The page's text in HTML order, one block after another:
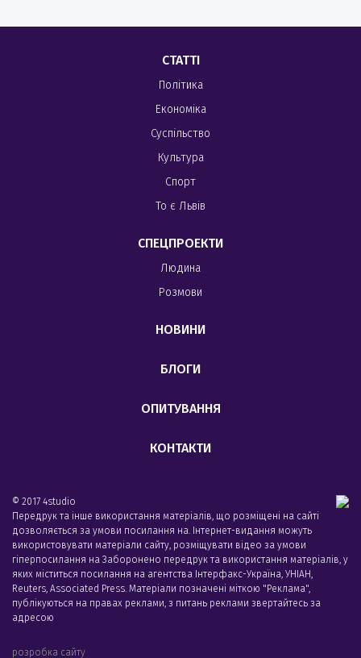
СТАТТІ
Політика
Економіка
Суспільство
Культура
Спорт
То є Львів
СПЕЦПРОЕКТИ
Людина
Розмови
НОВИНИ
БЛОГИ
ОПИТУВАННЯ
КОНТАКТИ
© 2017 4studio
Передрук та інше використання матеріалів, що розміщені на сайті
дозволяється за умови посилання на. Інтернет-видання можуть
використовувати матеріали сайту, розміщувати відео за умови
гіперпосилання на Заборонено передрук та використання матеріалів, у
яких міститься посилання на агентства Iнтерфакс-Україна, УНIАН,
Reuters, Associated Press. Матеріали позначені міткою "Реклама",
публікуються на правах реклами, з питань реклами звертайтесь за
адресою
розробка сайту